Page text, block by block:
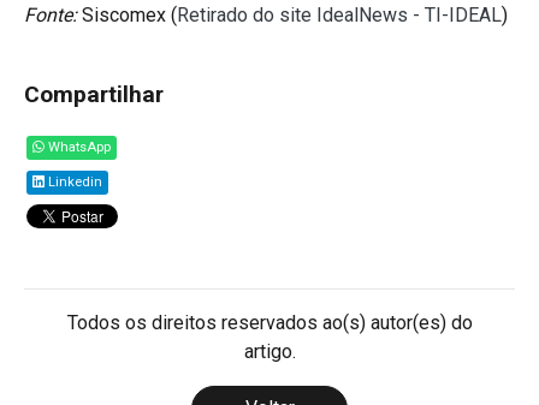
Fonte:Siscomex (Retirado do site IdealNews - TI-IDEAL)
Compartilhar
WhatsApp
Linkedin
Todos os direitos reservados ao(s) autor(es) do
artigo.